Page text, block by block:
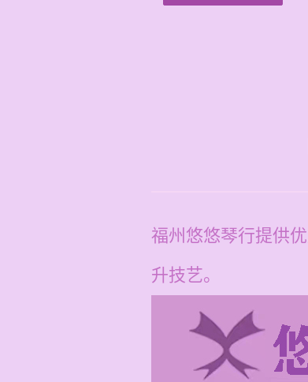
福州悠悠琴行提供
升技艺。